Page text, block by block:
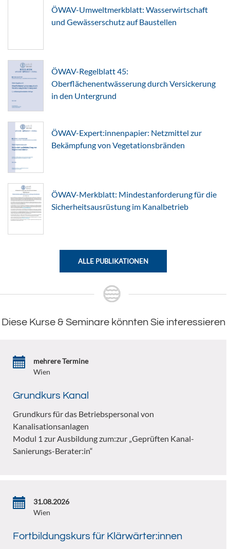
ÖWAV-Umweltmerkblatt: Wasserwirtschaft
und Gewässerschutz auf Baustellen
ÖWAV-Regelblatt 45:
Oberflächenentwässerung durch Versickerung
in den Untergrund
ÖWAV-Expert:innenpapier: Netzmittel zur
Bekämpfung von Vegetationsbränden
ÖWAV-Merkblatt: Mindestanforderung für die
Sicherheitsausrüstung im Kanalbetrieb
ALLE PUBLIKATIONEN
Diese Kurse & Seminare könnten Sie interessieren
mehrere Termine
Wien
Grundkurs Kanal
Grundkurs für das Betriebspersonal von
Kanalisationsanlagen
Modul 1 zur Ausbildung zum:zur „Geprüften Kanal-
Sanierungs-Berater:in“
31.08.2026
Wien
Fortbildungskurs für Klärwärter:innen